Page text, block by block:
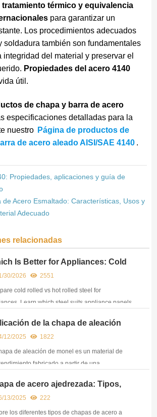
térmico y equivalencia
para garantizar un
Los procedimientos adecuados
soldadura también son fundamentales
integridad del material y preservar el
Propiedades del acero 4140
útil.
de chapa y barra de acero
especificaciones detalladas para la
nuestro Página de productos de
de acero aleado AISI/SAE 4140 .
Propiedades, aplicaciones y guía de
de Acero Esmaltado: Características, Usos y
Adecuado
relacionadas
Is Better for Appliances: Cold
or Hot Rolled Steel?
30/2026 2551
cold rolled vs hot rolled steel for
Learn which steel suits appliance panels,
de la chapa de aleación
12/2025 1822
de aleación de monel es un material de
fabricado a partir de una
resistencia a la corrosión y una gran
de acero ajedrezada: Tipos,
y consideraciones para
13/2025 222
los diferentes tipos de chapas de acero a